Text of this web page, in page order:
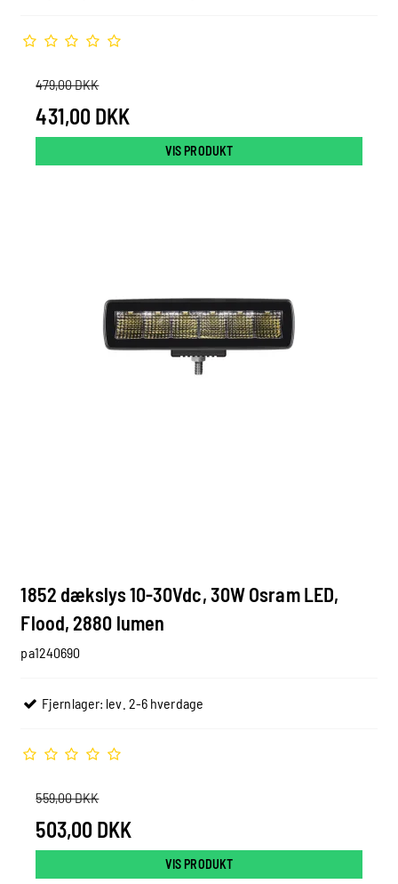
479,00 DKK
431,00 DKK
VIS PRODUKT
1852 dækslys 10-30Vdc, 30W Osram LED,
Flood, 2880 lumen
pa1240690
Fjernlager: lev. 2-6 hverdage
559,00 DKK
503,00 DKK
VIS PRODUKT